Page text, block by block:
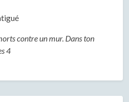
contre un mur. Dans ton
4